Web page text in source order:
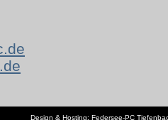
Design & Hosting: Federsee-PC